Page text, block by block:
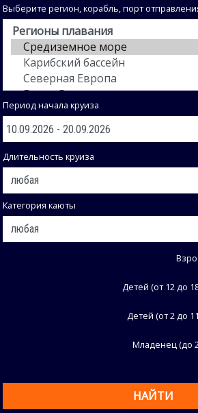
Выберите регион, корабль, порт
Период начала круиза
Длительность круиза
Категория каюты
Детей (от 12 до
Детей (от 2 до
Младенец (до
НАЙТИ